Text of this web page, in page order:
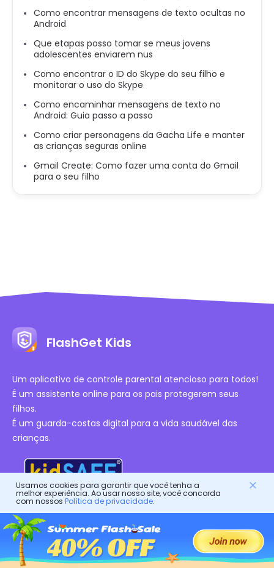
Como encontrar mensagens de texto ocultas no
Android
Que etapas posso tomar se meus jovens
adolescentes enviarem nus
Como encontrar o ID do Skype do seu filho e
monitorar o uso do Skype
Como encaminhar mensagens de texto no
Android: Guia passo a passo
Como criar personagens da Gacha Life e manter
as crianças seguras online
Gmail Create: Como fazer uma conta do Gmail
para o seu filho
FlashGet Kids
Um aplicativo de controle parental atencioso para todos!
É um assistente online para os pais protegerem seus
filhos.
É um guarda-costas digital para a vida saudável das
crianças.
Certificações Autorizadas
Empresa
Usamos cookies para garantir que você tenha a
melhor experiência. Ao usar nosso site, você concorda
com nossos Política de privacidade.